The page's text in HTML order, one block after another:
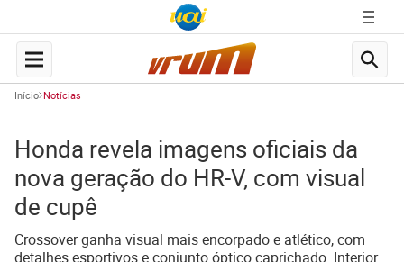
Início Notícias
Honda revela imagens oficiais da
nova geração do HR-V, com visual
de cupê
Crossover ganha visual mais encorpado e atlético, com
detalhes esportivos e conjunto óptico caprichado. Interior